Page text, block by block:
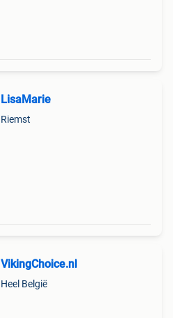
LisaMarie
Riemst
VikingChoice.nl
Heel België